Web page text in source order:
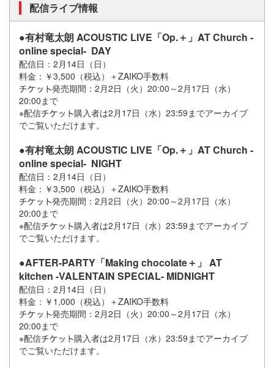
配信ライブ情報
●有村竜太朗 ACOUSTIC LIVE「Op.＋」AT Church -
online special- DAY
配信日：2月14日（日）
料金：￥3,500（税込）＋ZAIKO手数料
発売期間：2月2日（火）20:00～2月17日（水）
20:00まで
※配信
購入者は2月17日（水）23:59までアーカイブ
でご覧いただけます。
●有村竜太朗 ACOUSTIC LIVE「Op.＋」AT Church -
online special- NIGHT
配信日：2月14日（日）
料金：￥3,500（税込）＋ZAIKO手数料
発売期間：2月2日（火）20:00～2月17日（水）
20:00まで
※配信
購入者は2月17日（水）23:59までアーカイブ
でご覧いただけます。
●AFTER-PARTY「Making chocolate＋」 AT
kitchen -VALENTAIN SPECIAL- MIDNIGHT
配信日：2月14日（日）
料金：￥1,000（税込）＋ZAIKO手数料
発売期間：2月2日（火）20:00～2月17日（水）
20:00まで
※配信
購入者は2月17日（水）23:59までアーカイブ
でご覧いただけます。